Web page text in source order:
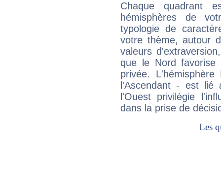
Chaque quadrant
hémisphères de
typologie de
votre thème, autour
valeurs
que le Nord favorise
privée.
l'Ascendant - est
l'Ouest privilégie
dans la prise de